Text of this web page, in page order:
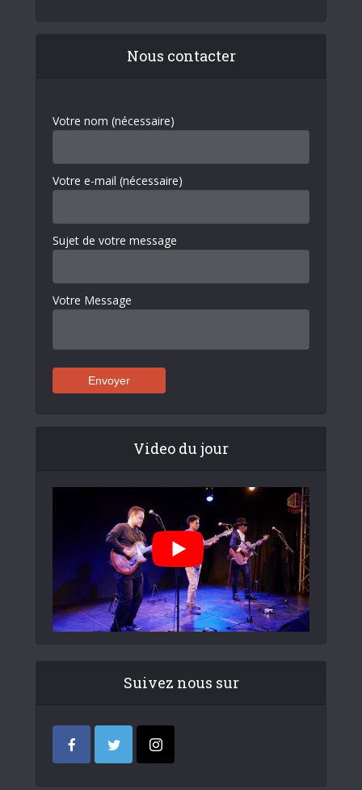
Nous contacter
Votre nom (nécessaire)
Votre e-mail (nécessaire)
Sujet de votre message
Votre Message
Video du jour
Suivez nous sur